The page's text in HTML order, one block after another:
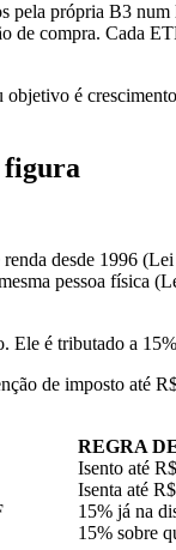
pela própria B3
de compra. Cada
é
figura
desde 1996
pessoa
Ele é tributado a
de imposto
REGRA
Isento até
Isenta até
15% já na
15% sobre